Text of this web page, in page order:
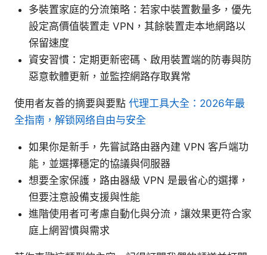
多裝置家庭的分流策略：若家中裝置數量多，優先
設定高價值裝置走 VPN，其餘裝置走本地網路以
保留速度
資安習慣：定期更新密碼、啟用裝置端的防毒與防
惡意軟體更新，並監控網路存取異常
使用者友善的摘要與要點 代理工具大全：2026年最
全指南，解锁网络自由与安全
如果你是新手，先嘗試路由器內建 VPN 客戶端功
能，並選擇穩定的協議與伺服器
想要全家保護，路由器級 VPN 是最省心的選擇，
但要注意設備支援與性能
進階使用者可考慮自動化與分流，讓效果更符合家
庭上網習慣與需求